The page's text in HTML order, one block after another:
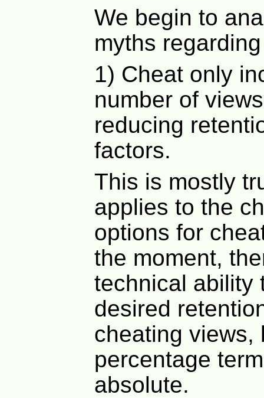
We begin to
myths
1) Cheat only
number of
reducing
factors.
This is mostly
applies to the
options for
the moment,
technical ability
desired
cheating views,
percentage
absolute.